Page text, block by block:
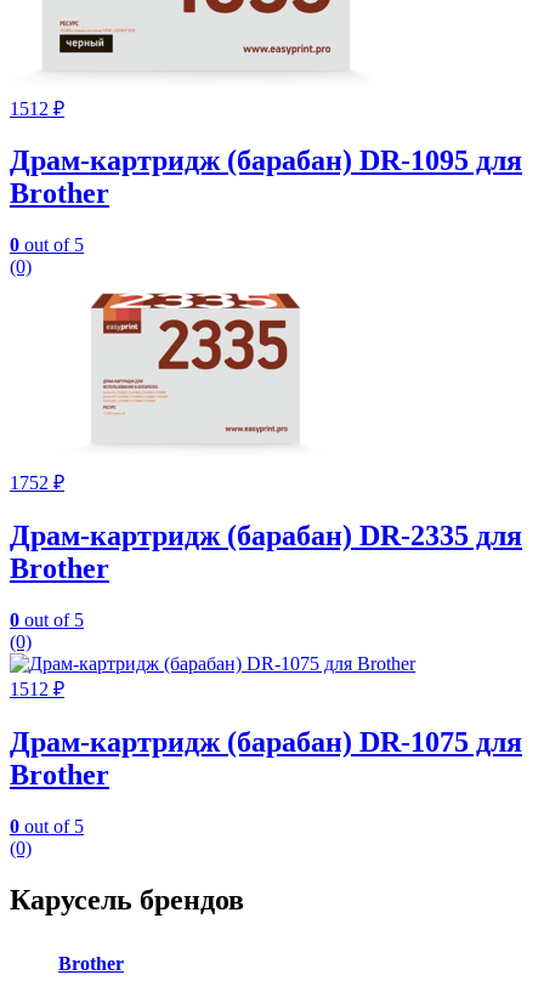
1512 ₽
Драм-картридж (барабан) DR-1095 для
Brother
0 out of 5
(0)
1752 ₽
Драм-картридж (барабан) DR-2335 для
Brother
0 out of 5
(0)
1512 ₽
Драм-картридж (барабан) DR-1075 для
Brother
0 out of 5
(0)
Карусель брендов
Brother